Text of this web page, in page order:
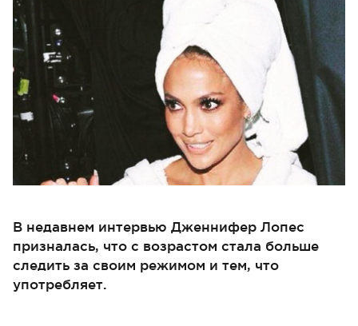
В недавнем интервью Дженнифер Лопес
призналась, что с возрастом стала больше
следить за своим режимом и тем, что
употребляет.